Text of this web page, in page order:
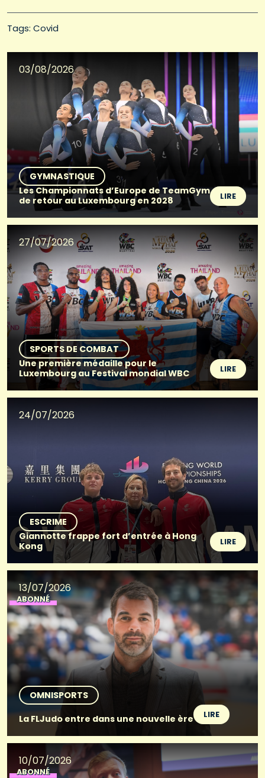
Tags: Covid
03/08/2026
GYMNASTIQUE
Les Championnats d’Europe de TeamGym
de retour au Luxembourg en 2028
LIRE
27/07/2026
SPORTS DE COMBAT
Une première médaille pour le
Luxembourg au Festival mondial WBC
LIRE
24/07/2026
ESCRIME
Giannotte frappe fort d’entrée à Hong
Kong
LIRE
13/07/2026
ABONNÉ
OMNISPORTS
La FLJudo entre dans une nouvelle ère
LIRE
10/07/2026
ABONNÉ